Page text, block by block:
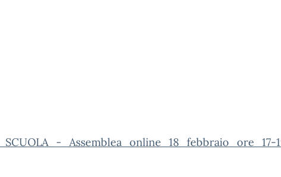
_Assemblea_online_18_febbraio_ore_17-